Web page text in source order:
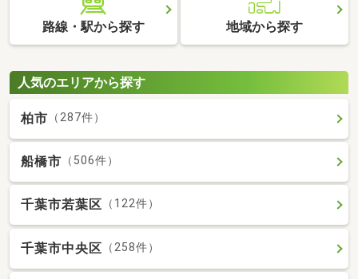
路線・駅から探す 地域から探す
人気のエリアから探す
柏市 （287件）
船橋市 （506件）
千葉市若葉区 （122件）
千葉市中央区 （258件）